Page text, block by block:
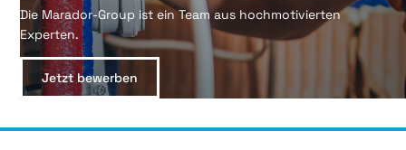
Die Marador-Group ist ein Team aus hochmotivierten
Experten.
Jetzt bewerben